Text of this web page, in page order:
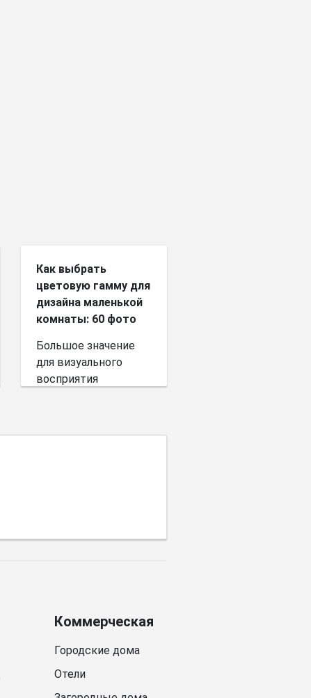
Как выбрать
цветовую гамму для
дизайна маленькой
комнаты: 60 фото
Большое значение
для визуального
восприятия
Коммерческая
Городские дома
Отели